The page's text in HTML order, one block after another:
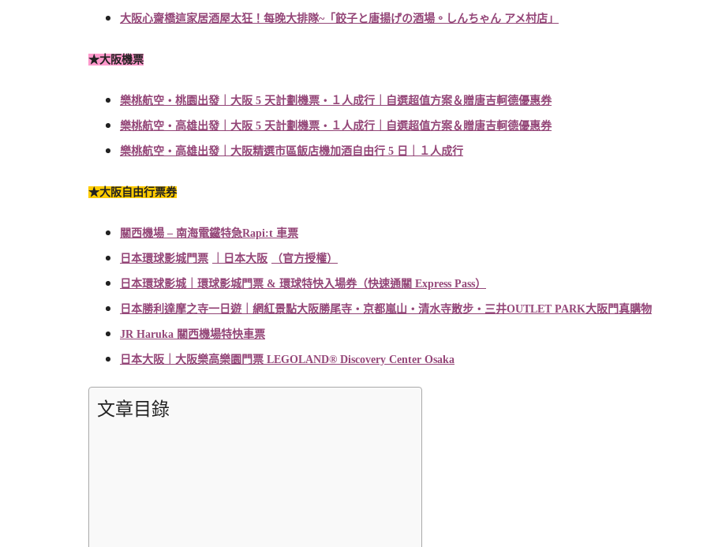
大阪心齋橋這家居酒屋太狂！每晚大排隊~ 「餃子と唐揚げの酒場。しんちゃん アメ村店」
★大阪機票
樂桃航空 ・桃園出發｜大阪 5 天計劃機票 ・１人成行｜自選超值方案＆贈唐吉軻德優惠券
樂桃航空 ・高雄出發｜大阪 5 天計劃機票 ・１人成行｜自選超值方案＆贈唐吉軻德優惠券
樂桃航空 ・高雄出發｜大阪精選市區飯店機加酒自由行 5 日 ｜１人成行
★大阪自由行票券
關西機場 – 南海電鐵特急Rapi:t 車票
日本環球影城門票 ｜日本大阪 （官方授權）
日本環球影城 ｜環球影城門票 & 環球特快入場券（快速通關 Express Pass）
日本勝利達摩之寺一日遊 ｜網紅景點大阪勝尾寺・京都嵐山・清水寺散步・三井OUTLET PARK大阪門真購物
JR Haruka 關西機場特快車票
日本大阪 ｜大阪樂高樂園門票 LEGOLAND® Discovery Center Osaka
文章目錄